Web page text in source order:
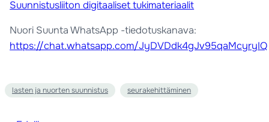
Suunnistusliiton digitaaliset tukimateriaalit
Nuori Suunta WhatsApp -tiedotuskanava:
https://chat.whatsapp.com/JyDVDdk4gJv95qaMcyryIQ
lasten ja nuorten suunnistus seurakehittäminen